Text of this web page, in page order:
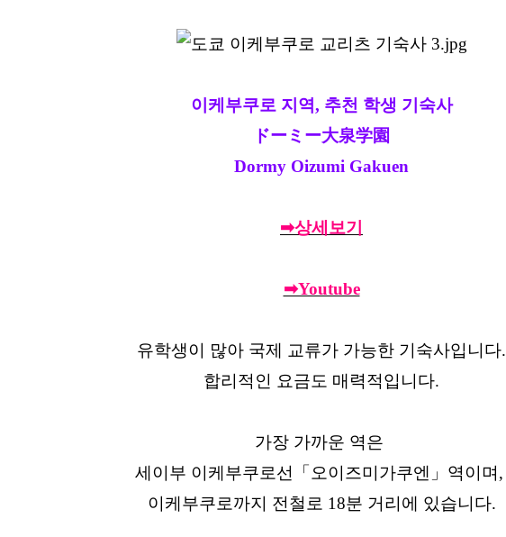
이케부쿠로 지역, 추천 학생 기숙사
ドーミー大泉学園
Dormy Oizumi Gakuen
➡상세보기
➡Youtube
유학생이 많아 국제 교류가 가능한 기숙사입니다.
합리적인 요금도 매력적입니다.
가장 가까운 역은
세이부 이케부쿠로선「오이즈미가쿠엔」역이며,
이케부쿠로까지 전철로 18분 거리에 있습니다.